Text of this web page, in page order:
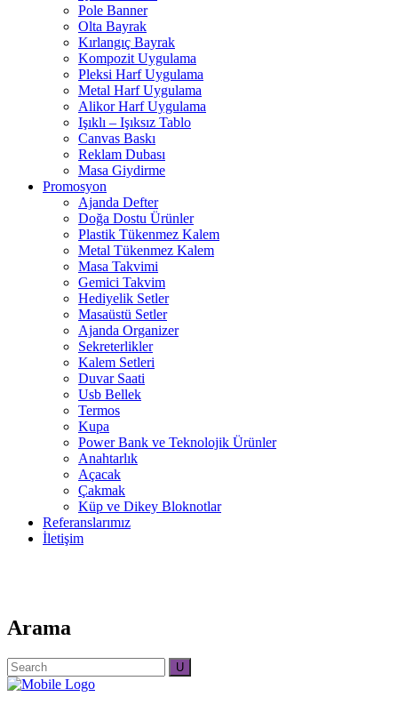
Pole Banner
Olta Bayrak
Kırlangıç Bayrak
Kompozit Uygulama
Pleksi Harf Uygulama
Metal Harf Uygulama
Alikor Harf Uygulama
Işıklı – Işıksız Tablo
Canvas Baskı
Reklam Dubası
Masa Giydirme
Promosyon
Ajanda Defter
Doğa Dostu Ürünler
Plastik Tükenmez Kalem
Metal Tükenmez Kalem
Masa Takvimi
Gemici Takvim
Hediyelik Setler
Masaüstü Setler
Ajanda Organizer
Sekreterlikler
Kalem Setleri
Duvar Saati
Usb Bellek
Termos
Kupa
Power Bank ve Teknolojik Ürünler
Anahtarlık
Açacak
Çakmak
Küp ve Dikey Bloknotlar
Referanslarımız
İletişim
Arama
Search
for: